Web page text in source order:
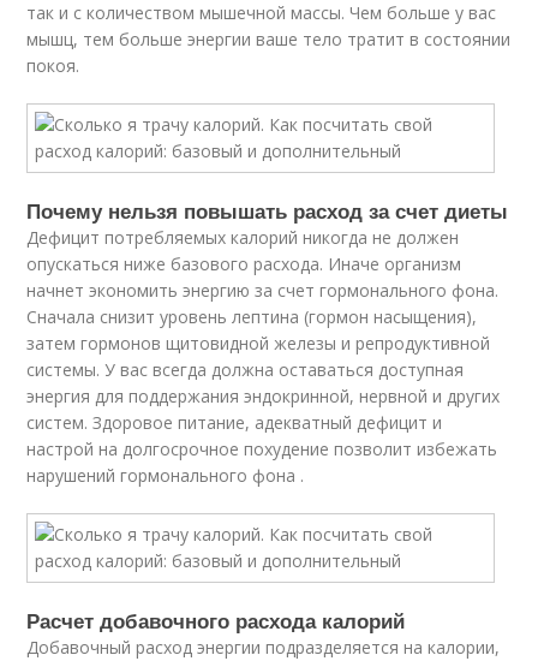
так и с количеством мышечной массы. Чем больше у вас
мышц, тем больше энергии ваше тело тратит в состоянии
покоя.
Почему нельзя повышать расход за счет диеты
Дефицит потребляемых калорий никогда не должен
опускаться ниже базового расхода. Иначе организм
начнет экономить энергию за счет гормонального фона.
Сначала снизит уровень лептина (гормон насыщения),
затем гормонов щитовидной железы и репродуктивной
системы. У вас всегда должна оставаться доступная
энергия для поддержания эндокринной, нервной и других
систем. Здоровое питание, адекватный дефицит и
настрой на долгосрочное похудение позволит избежать
нарушений гормонального фона .
Расчет добавочного расхода калорий
Добавочный расход энергии подразделяется на калории,